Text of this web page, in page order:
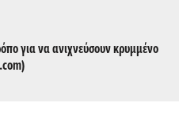
για να ανιχνεύσουν κρυμμένο